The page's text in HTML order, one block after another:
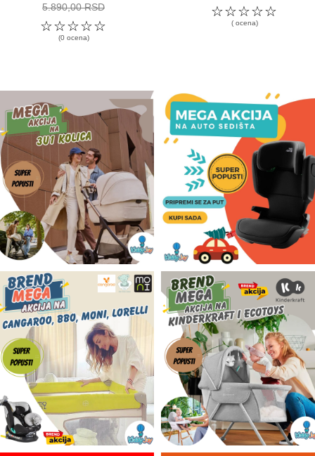
5.890,00 RSD
☆
☆
☆
☆
☆
(0 ocena)
☆
☆
☆
☆
☆
( ocena)